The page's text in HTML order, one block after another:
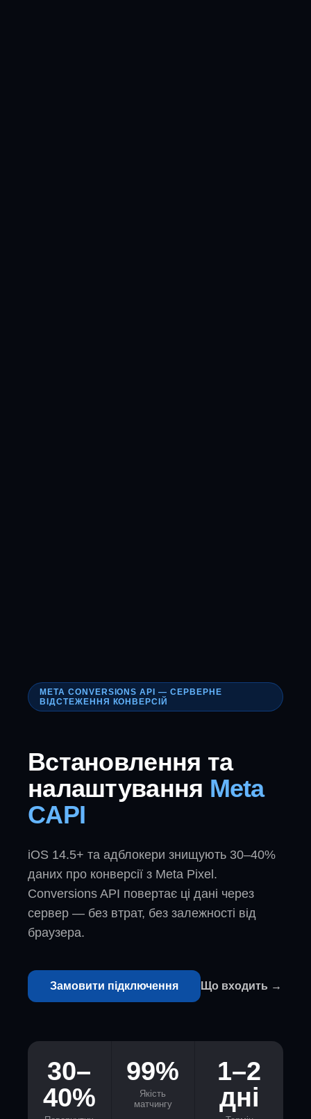
META CONVERSIONS API — СЕРВЕРНЕ
ВІДСТЕЖЕННЯ КОНВЕРСІЙ
Встановлення та
налаштування Meta
CAPI
iOS 14.5+ та адблокери знищують 30–40%
даних про конверсії з Meta Pixel.
Conversions API повертає ці дані через
сервер — без втрат, без залежності від
браузера.
Замовити підключення Що входить →
30–
40%
99%
Якість
матчингу
1–2
дні